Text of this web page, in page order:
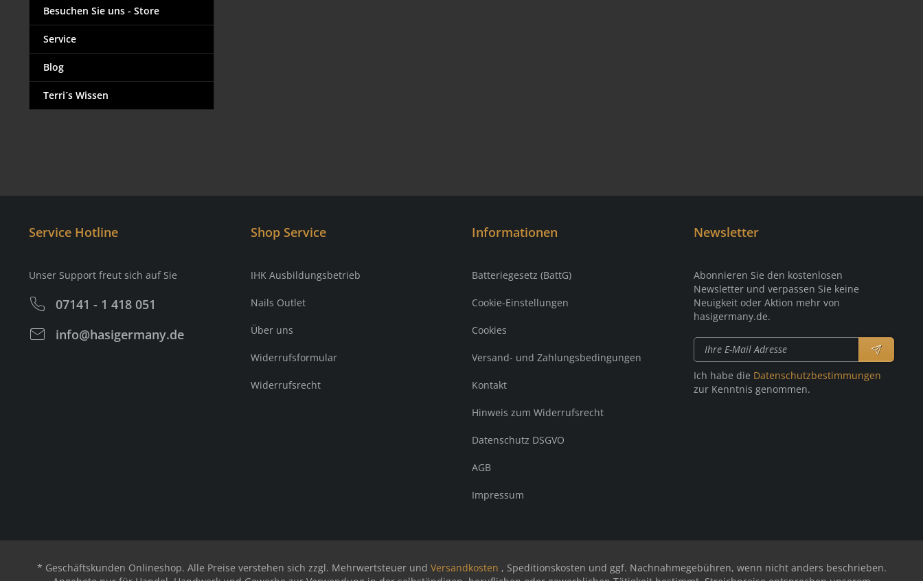
Besuchen Sie uns - Store
Service
Blog
Terri´s Wissen
Service Hotline
Unser Support freut sich auf Sie
07141 - 1 418 051
info@hasigermany.de
Shop Service
IHK Ausbildungsbetrieb
Nails Outlet
Über uns
Widerrufsformular
Widerrufsrecht
Informationen
Batteriegesetz (BattG)
Cookie-Einstellungen
Cookies
Versand- und Zahlungsbedingungen
Kontakt
Hinweis zum Widerrufsrecht
Datenschutz DSGVO
AGB
Impressum
Newsletter
Abonnieren Sie den kostenlosen
Newsletter und verpassen Sie keine
Neuigkeit oder Aktion mehr von
hasigermany.de.
Ich habe die Datenschutzbestimmungen
zur Kenntnis genommen.
* Geschäftskunden Onlineshop. Alle Preise verstehen sich zzgl. Mehrwertsteuer und Versandkosten , Speditionskosten und ggf. Nachnahmegebühren, wenn nicht anders beschrieben.